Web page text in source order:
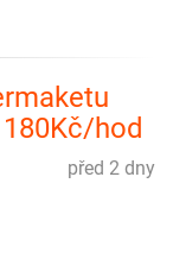
hod
před 2 dny